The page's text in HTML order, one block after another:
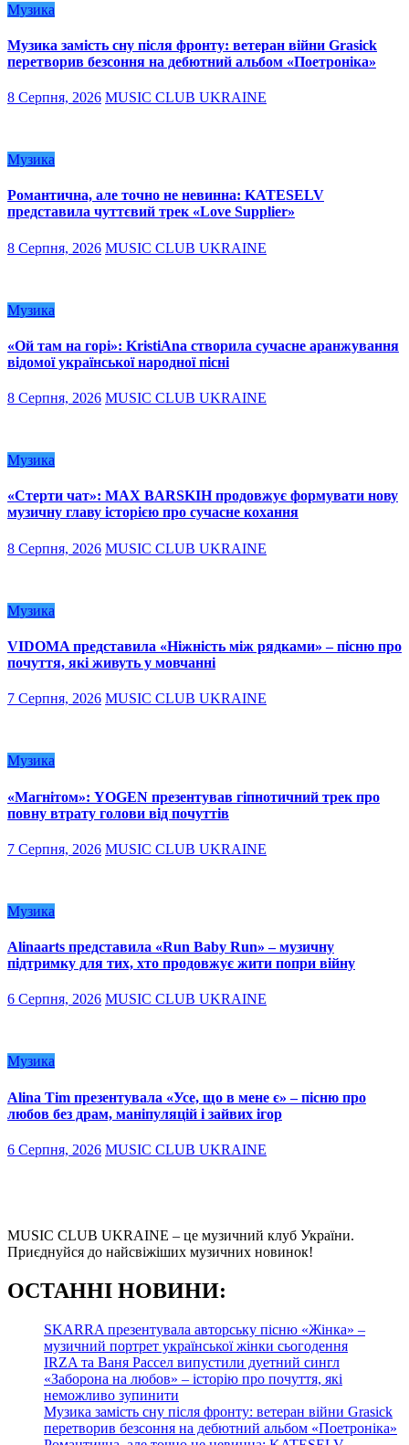
Музика
Музика замість сну після фронту: ветеран війни Grasick
перетворив безсоння на дебютний альбом «Поетроніка»
8 Серпня, 2026 MUSIC CLUB UKRAINE
Музика
Романтична, але точно не невинна: KATESELV
представила чуттєвий трек «Love Supplier»
8 Серпня, 2026 MUSIC CLUB UKRAINE
Музика
«Ой там на горі»: KristiAna створила сучасне аранжування
відомої української народної пісні
8 Серпня, 2026 MUSIC CLUB UKRAINE
Музика
«Стерти чат»: MAX BARSKIH продовжує формувати нову
музичну главу історією про сучасне кохання
8 Серпня, 2026 MUSIC CLUB UKRAINE
Музика
VIDOMA представила «Ніжність між рядками» – пісню про
почуття, які живуть у мовчанні
7 Серпня, 2026 MUSIC CLUB UKRAINE
Музика
«Магнітом»: YOGEN презентував гіпнотичний трек про
повну втрату голови від почуттів
7 Серпня, 2026 MUSIC CLUB UKRAINE
Музика
Alinaarts представила «Run Baby Run» – музичну
підтримку для тих, хто продовжує жити попри війну
6 Серпня, 2026 MUSIC CLUB UKRAINE
Музика
Alina Tim презентувала «Усе, що в мене є» – пісню про
любов без драм, маніпуляцій і зайвих ігор
6 Серпня, 2026 MUSIC CLUB UKRAINE
MUSIC CLUB UKRAINE – це музичний клуб України.
Приєднуйся до найсвіжіших музичних новинок!
ОСТАННІ НОВИНИ:
SKARRA презентувала авторську пісню «Жінка» –
музичний портрет української жінки сьогодення
IRZA та Ваня Рассел випустили дуетний сингл
«Заборона на любов» – історію про почуття, які
неможливо зупинити
Музика замість сну після фронту: ветеран війни Grasick
перетворив безсоння на дебютний альбом «Поетроніка»